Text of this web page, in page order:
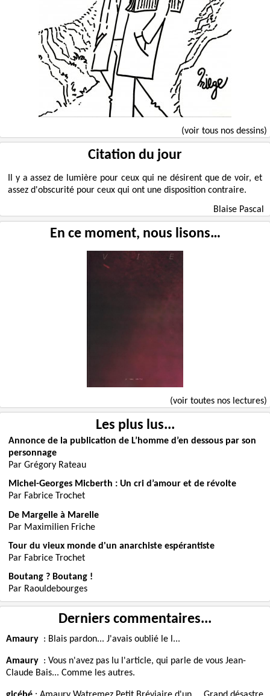
(voir tous nos dessins)
Citation du jour
Il y a assez de lumière pour ceux qui ne désirent que de voir, et
assez d'obscurité pour ceux qui ont une disposition contraire.
Blaise Pascal
En ce moment, nous lisons…
(voir toutes nos lectures)
Les plus lus...
Annonce de la publication de L’homme d’en dessous par son
personnage
Par Grégory Rateau
Michel-Georges Micberth : Un cri d’amour et de révolte
Par Fabrice Trochet
De Margelle à Marelle
Par Maximilien Friche
Tour du vieux monde d'un anarchiste espérantiste
Par Fabrice Trochet
Boutang ? Boutang !
Par Raouldebourges
Derniers commentaires...
Amaury : Blais pardon... J'avais oublié le l...
Amaury : Vous n'avez pas lu l'article, qui parle de vous Jean-
Claude Bais... Comme les autres.